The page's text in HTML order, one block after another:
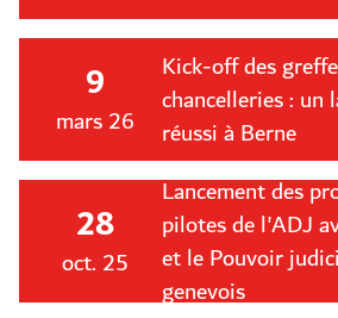
9
mars 26
Kick-off des
chancelleries : un
réussi à Berne
28
oct. 25
Lancement des
pilotes de l'ADJ
et le Pouvoir
genevois